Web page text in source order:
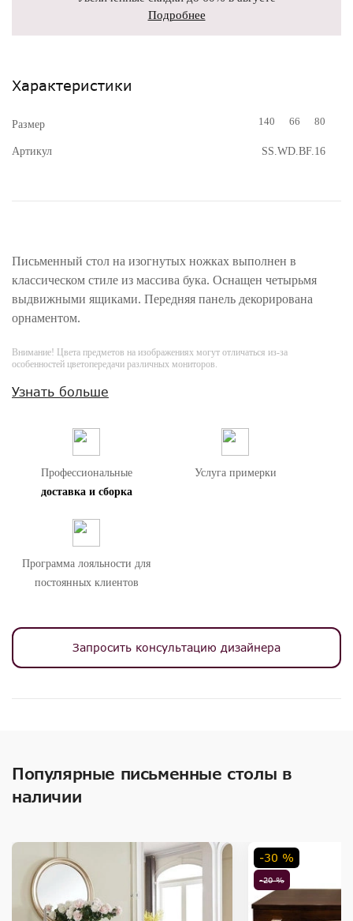
Подробнее
Характеристики
Размер 140 66 80
Артикул SS.WD.BF.16
Письменный стол на изогнутых ножках выполнен в
классическом стиле из массива бука. Оснащен четырьмя
выдвижными ящиками. Передняя панель декорирована
орнаментом.
Внимание! Цвета предметов на изображениях могут отличаться из-за
особенностей цветопередачи различных мониторов.
Узнать больше
Профессиональные
доставка и сборка
Услуга примерки
Программа лояльности для
постоянных клиентов
Запросить консультацию дизайнера
Популярные письменные столы в
наличии
-20 %
-30 %